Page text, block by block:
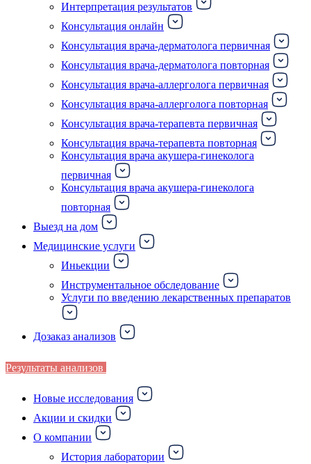
Интерпретация результатов
Консультация онлайн
Консультация врача-дерматолога первичная
Консультация врача-дерматолога повторная
Консультация врача-аллерголога первичная
Консультация врача-аллерголога повторная
Консультация врача-терапевта первичная
Консультация врача-терапевта повторная
Консультация врача акушера-гинеколога
первичная
Консультация врача акушера-гинеколога
повторная
Выезд на дом
Медицинские услуги
Иньекции
Инструментальное обследование
Услуги по введению лекарственных препаратов
Дозаказ анализов
Результаты анализов
Новые исследования
Акции и скидки
О компании
История лаборатории